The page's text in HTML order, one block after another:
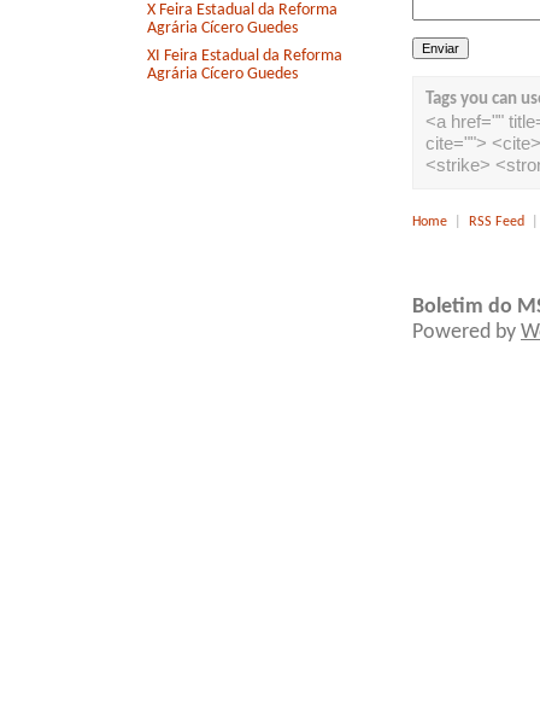
X Feira Estadual da Reforma
Agrária Cícero Guedes
XI Feira Estadual da Reforma
Agrária Cícero Guedes
Tags you can
<a href=""
cite="">
<strike>
Home RSS Feed
Boletim do
Powered by